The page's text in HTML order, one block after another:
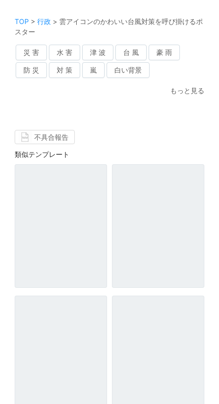
TOP > 行政 > 雲アイコンのかわいい台風対策を呼び掛けるポ
スター
災 害 水 害 津 波 台 風 豪 雨
防 災 対 策 嵐 白い背景
もっと見る
不具合報告
類似テンプレート